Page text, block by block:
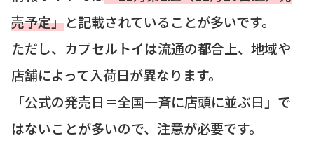
売予定」と記載されていることが多いです。
ただし、カプセルトイは流通の都合上、地域や
店舗によって入荷日が異なります。
「公式の発売日＝全国一斉に店頭に並ぶ日」で
はないことが多いので、注意が必要です。